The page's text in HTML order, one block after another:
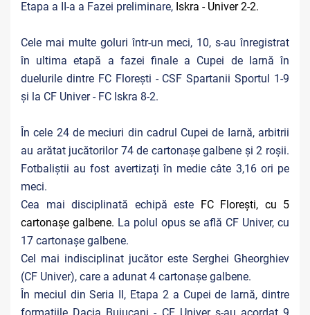
Etapa a II-a a Fazei preliminare, Iskra - Univer 2-2.
Cele mai multe goluri într-un meci, 10, s-au înregistrat
în ultima etapă a fazei finale a Cupei de Iarnă în
duelurile dintre FC Florești - CSF Spartanii Sportul 1-9
și la CF Univer - FC Iskra 8-2.
În cele 24 de meciuri din cadrul Cupei de Iarnă, arbitrii
au arătat jucătorilor 74 de cartonașe galbene și 2 roșii.
Fotbaliștii au fost avertizați în medie câte 3,16 ori pe
meci.
Cea mai disciplinată echipă este FC Florești, cu 5
cartonașe galbene. La polul opus se află CF Univer, cu
17 cartonașe galbene.
Cel mai indisciplinat jucător este Serghei Gheorghiev
(CF Univer), care a adunat 4 cartonașe galbene.
În meciul din Seria II, Etapa 2 a Cupei de Iarnă, dintre